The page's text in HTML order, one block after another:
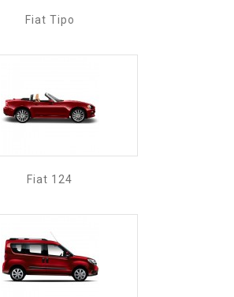
Fiat Tipo
Fiat 124